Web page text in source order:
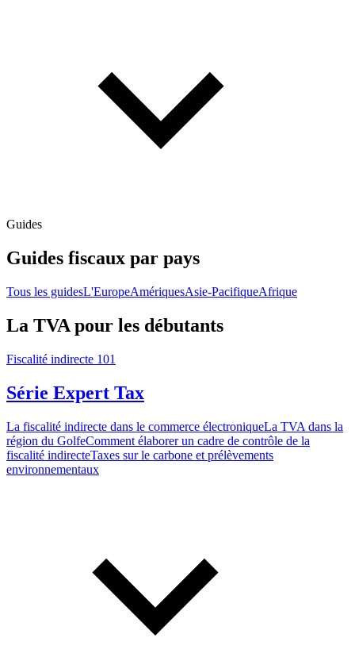
Guides
Guides fiscaux par pays
Tous les guidesL'EuropeAmériquesAsie-PacifiqueAfrique
La TVA pour les débutants
Fiscalité indirecte 101
Série Expert Tax
La fiscalité indirecte dans le commerce électroniqueLa TVA dans la
région du GolfeComment élaborer un cadre de contrôle de la
fiscalité indirecteTaxes sur le carbone et prélèvements
environnementaux